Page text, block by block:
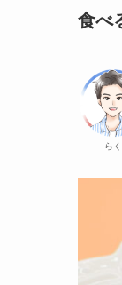
食べ
らく